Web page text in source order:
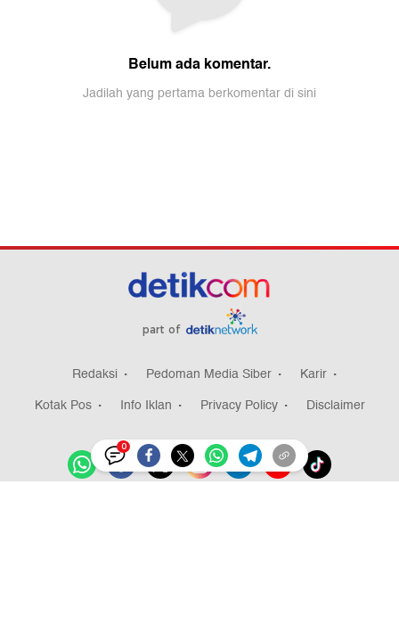
0
part of
Redaksi Pedoman Media Siber
Karir
Kotak Pos
Info Iklan Privacy Policy Disclaimer